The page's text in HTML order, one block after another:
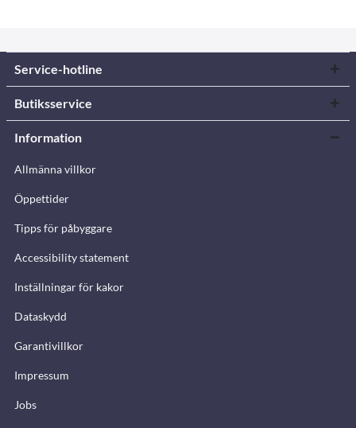
Service-hotline
Butiksservice
Information
Allmänna villkor
Öppettider
Tipps för påbyggare
Accessibility statement
Inställningar för kakor
Dataskydd
Garantivillkor
Impressum
Jobs